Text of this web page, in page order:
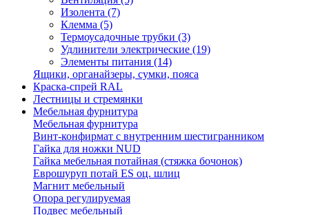
Изолента (7)
Клемма (5)
Термоусадочные трубки (3)
Удлинители электрические (19)
Элементы питания (14)
Ящики, органайзеры, сумки, пояса
Краска-спрей RAL
Лестницы и стремянки
Мебельная фурнитура
Мебельная фурнитура
Винт-конфирмат с внутренним шестигранником
Гайка для ножки NUD
Гайка мебельная потайная (стяжка бочонок)
Еврошуруп потай ES оц. шлиц
Магнит мебельный
Опора регулируемая
Подвес мебельный